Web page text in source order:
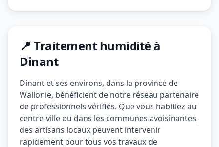
📍 Traitement humidité à
Dinant
Dinant et ses environs, dans la province de
Wallonie, bénéficient de notre réseau partenaire
de professionnels vérifiés. Que vous habitiez au
centre-ville ou dans les communes avoisinantes,
des artisans locaux peuvent intervenir
rapidement pour tous vos travaux de